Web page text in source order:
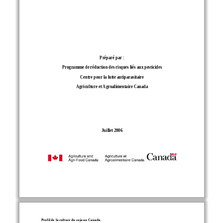
Préparé par :
Programme de réduction des risques liés aux pesticides
Centre pour la lutte antiparasitaire
Agriculture et Agroalimentaire Canada
Juillet 2006
Profil de la culture du soja au Canada